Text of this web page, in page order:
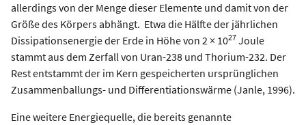
allerdings von der Menge dieser Elemente und damit von der
Größe des Körpers abhängt. Etwa die Hälfte der jährlichen
Dissipationsenergie der Erde in Höhe von 2 × 1027 Joule
stammt aus dem Zerfall von Uran-238 und Thorium-232. Der
Rest entstammt der im Kern gespeicherten ursprünglichen
Zusammenballungs- und Differentiationswärme (Janle, 1996).
Eine weitere Energiequelle, die bereits genannte